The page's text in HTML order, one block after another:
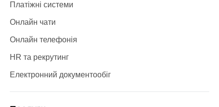
Платіжні системи
Онлайн чати
Онлайн телефонія
HR та рекрутинг
Електронний документообіг